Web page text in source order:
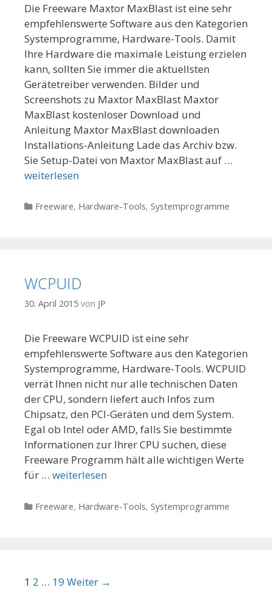
Die Freeware Maxtor MaxBlast ist eine sehr
empfehlenswerte Software aus den Kategorien
Systemprogramme, Hardware-Tools. Damit
Ihre Hardware die maximale Leistung erzielen
kann, sollten Sie immer die aktuellsten
Gerätetreiber verwenden. Bilder und
Screenshots zu Maxtor MaxBlast Maxtor
MaxBlast kostenloser Download und
Anleitung Maxtor MaxBlast downloaden
Installations-Anleitung Lade das Archiv bzw.
Sie Setup-Datei von Maxtor MaxBlast auf …
weiterlesen
Kategorien
Freeware, Hardware-Tools, Systemprogramme
WCPUID
30. April 2015 von JP
Die Freeware WCPUID ist eine sehr
empfehlenswerte Software aus den Kategorien
Systemprogramme, Hardware-Tools. WCPUID
verrät Ihnen nicht nur alle technischen Daten
der CPU, sondern liefert auch Infos zum
Chipsatz, den PCI-Geräten und dem System.
Egal ob Intel oder AMD, falls Sie bestimmte
Informationen zur Ihrer CPU suchen, diese
Freeware Programm hält alle wichtigen Werte
für … weiterlesen
Kategorien
Freeware, Hardware-Tools, Systemprogramme
Beitrags-Navigation
1 2 … 19 Weiter →